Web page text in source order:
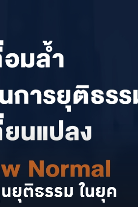
ยุติธรรม ในยุค